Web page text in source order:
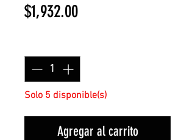
$1,932.00Precio
Solo 5 disponible(s)
Agregar al carrito